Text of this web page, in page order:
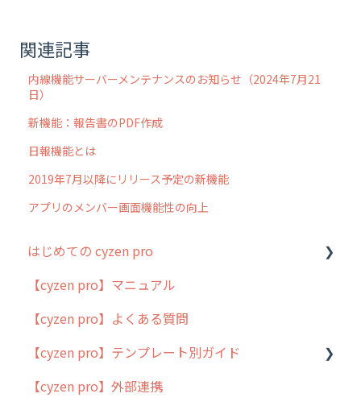
関連記事
内線機能サーバーメンテナンスのお知らせ（2024年7月21
日）
新機能：報告書のPDF作成
日報機能とは
2019年7月以降にリリース予定の新機能
アプリのメンバー画面機能性の向上
はじめての cyzen pro
cyzen pro とは？
簡易マニュアル
cyzen proの位置情報取得について
用語集
【cyzen pro】マニュアル
【cyzen pro】よくある質問
【cyzen pro】テンプレート別ガイド
ポスティング
【cyzen pro】外部連携